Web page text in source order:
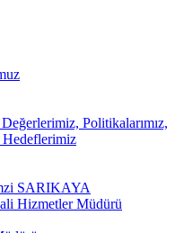
Politikalarımız,
SARIKAYA
Hizmetler Müdürü